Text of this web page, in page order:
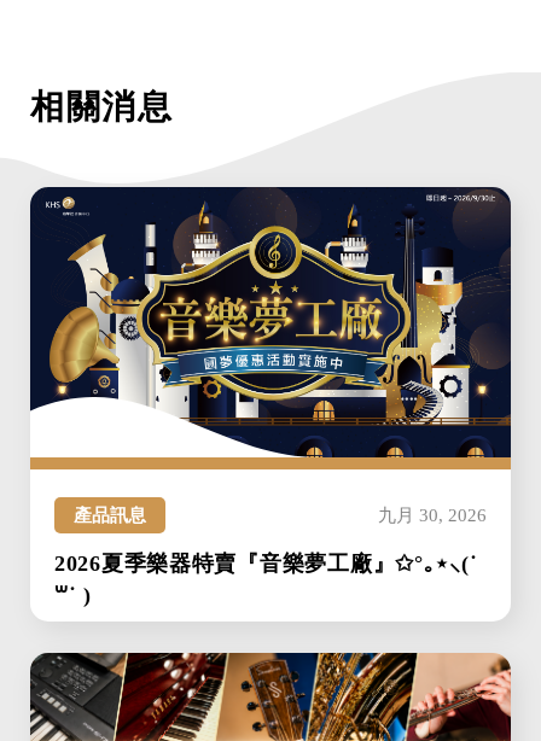
相關消息
產品訊息 九月 30, 2026
2026夏季樂器特賣『音樂夢工廠』✩°｡⋆⸜(˙
꒳˙ )